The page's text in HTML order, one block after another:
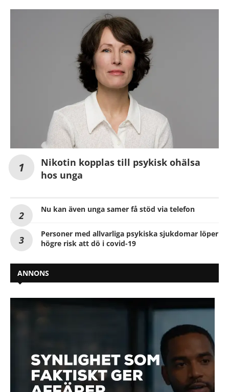
Nikotin kopplas till psykisk ohälsa
hos unga
Nu kan även unga samer få stöd via telefon
Personer med allvarliga psykiska sjukdomar löper
högre risk att dö i covid-19
ANNONS